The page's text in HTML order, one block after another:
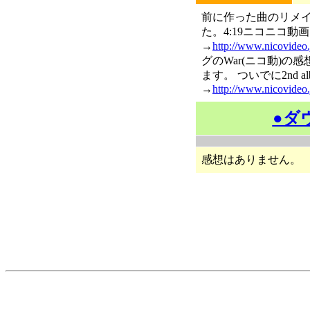
前に作った曲のリメ
た。4:19ニコニコ動画
→http://
グのWar(ニコ動)の感
ます。 ついでに2nd
→http://
●ダ
感想はありません。